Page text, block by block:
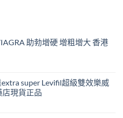
助勃增硬 增粗增大 香港
super Levifil超級雙效樂威
現貨正品